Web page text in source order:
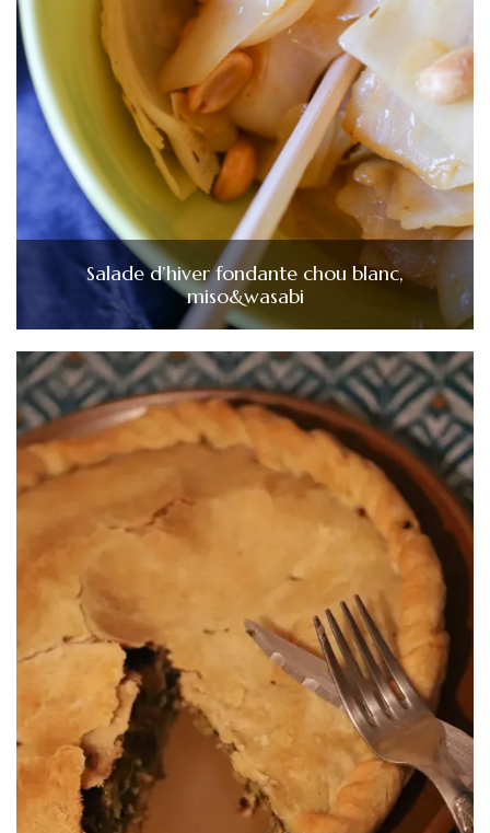
Salade d’hiver fondante chou blanc,
miso&wasabi